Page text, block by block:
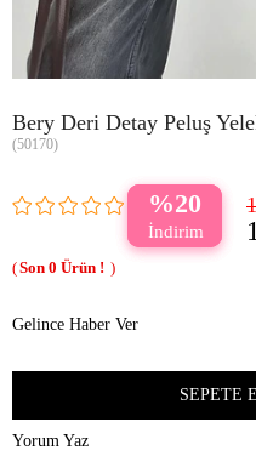
Bery Deri Detay Peluş
(50170)
20
0
Gelince Haber Ver
Yorum Yaz